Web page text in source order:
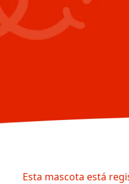
Esta mascota está